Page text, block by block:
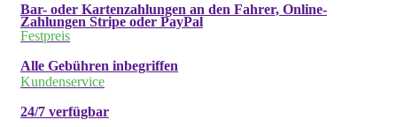
Bar- oder Kartenzahlungen an den Fahrer, Online-
Zahlungen Stripe oder PayPal
Festpreis
Alle Gebühren inbegriffen
Kundenservice
24/7 verfügbar